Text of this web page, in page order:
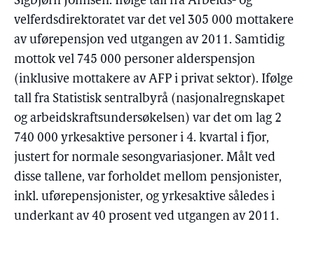
velferdsdirektoratet var det vel 305 000 mottakere
av uførepensjon ved utgangen av 2011. Samtidig
mottok vel 745 000 personer alderspensjon
(inklusive mottakere av AFP i privat sektor). Ifølge
tall fra Statistisk sentralbyrå (nasjonalregnskapet
og arbeidskraftsundersøkelsen) var det om lag 2
740 000 yrkesaktive personer i 4. kvartal i fjor,
justert for normale sesongvariasjoner. Målt ved
disse tallene, var forholdet mellom pensjonister,
inkl. uførepensjonister, og yrkesaktive således i
underkant av 40 prosent ved utgangen av 2011.